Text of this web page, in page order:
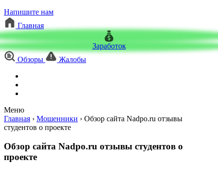
Напишите нам
Главная
Заработок
Обзоры
Жалобы
Меню
Главная › Мошенники › Обзор сайта Nadpo.ru отзывы
студентов о проекте
Обзор сайта Nadpo.ru отзывы студентов о
проекте